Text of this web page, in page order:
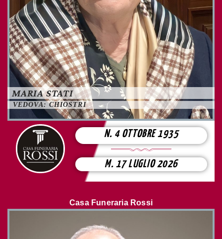
MARIA STATI
VEDOVA: CHIOSTRI
N. 4 OTTOBRE 1935
M. 17 LUGLIO 2026
Casa Funeraria Rossi